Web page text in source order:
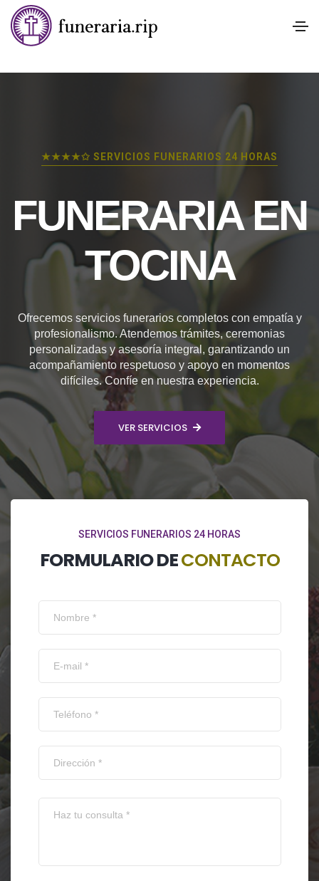
★★★★✩ SERVICIOS FUNERARIOS 24 HORAS
FUNERARIA EN
TOCINA
Ofrecemos servicios funerarios completos con empatía y
profesionalismo. Atendemos trámites, ceremonias
personalizadas y asesoría integral, garantizando un
acompañamiento respetuoso y apoyo en momentos
difíciles. Confíe en nuestra experiencia.
VER SERVICIOS
SERVICIOS FUNERARIOS 24 HORAS
FORMULARIO DECONTACTO